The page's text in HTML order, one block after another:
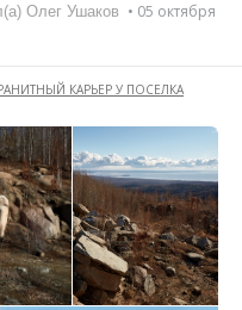
Олег Ушаков
• 05 октября
КАРЬЕР У ПОСЕЛКА